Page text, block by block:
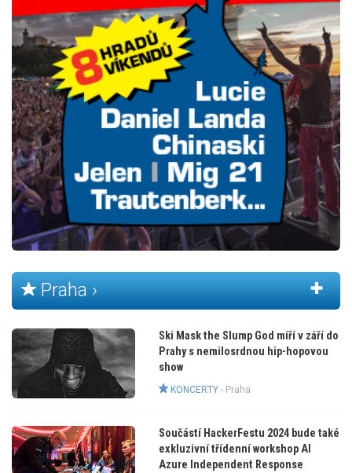
Praha ›
Ski Mask the Slump God míří v září do
Prahy s nemilosrdnou hip-hopovou
show
KONCERTY- Praha
Součástí HackerFestu 2024 bude také
exkluzivní třídenní workshop AI
Azure Independent Response